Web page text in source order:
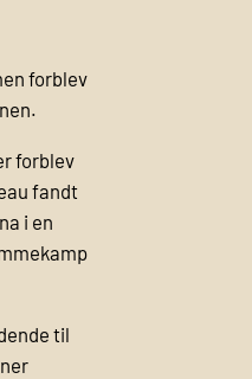
forblev
forblev
fandt
i en
til